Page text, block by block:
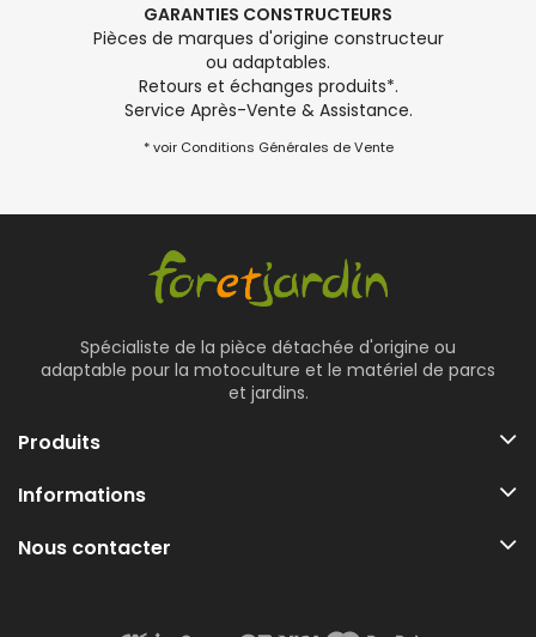
GARANTIES CONSTRUCTEURS
Pièces de marques d'origine constructeur
ou adaptables.
Retours et échanges produits*.
Service Après-Vente & Assistance.
* voir Conditions Générales de Vente
Spécialiste de la pièce détachée d'origine ou
adaptable pour la motoculture et le matériel de parcs
et jardins.
Produits
Informations
Nous contacter